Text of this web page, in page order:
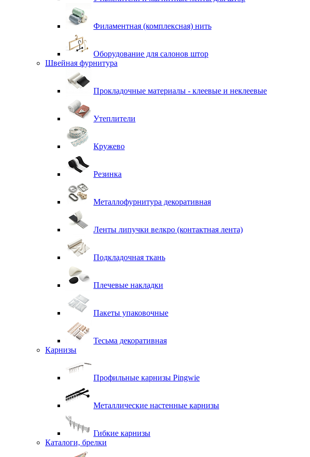
Филаментная (комплексная) нить
Оборудование для салонов штор
Швейная фурнитура
Прокладочные материалы - клеевые и неклеевые
Утеплители
Кружево
Резинка
Металлофурнитура декоративная
Ленты липучки велкро (контактная лента)
Подкладочная ткань
Плечевые накладки
Пакеты упаковочные
Тесьма декоративная
Карнизы
Профильные карнизы Pingwie
Металлические настенные карнизы
Гибкие карнизы
Каталоги, брелки